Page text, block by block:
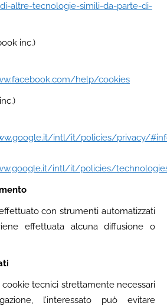
altre-tecnologie-simili-da-parte-di-
inc.)
help/cookies
intl/it/policies/privacy/
intl/it/policies/
con strumenti automatizzati
effettuata alcuna diffusione o
tecnici strettamente necessari
l’interessato può evitare